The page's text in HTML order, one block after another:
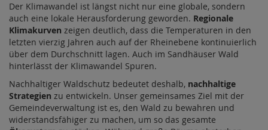
Der Klimawandel ist längst nicht nur eine globale, sondern
auch eine lokale Herausforderung geworden. Regionale
Klimakurven zeigen deutlich, dass die Temperaturen in den
letzten vierzig Jahren auch auf der Rheinebene kontinuierlich
über dem Durchschnitt lagen. Auch im Sandhäuser Wald
hinterlässt der Klimawandel Spuren.
Nachhaltiger Waldschutz bedeutet deshalb, nachhaltige
Strategien zu entwickeln. Unser gemeinsames Ziel mit der
Gemeindeverwaltung ist es, den Wald zu bewahren und
widerstandsfähiger zu machen, um so das gesamte